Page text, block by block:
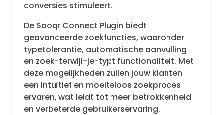
conversies stimuleert.
De Sooqr Connect Plugin biedt
geavanceerde zoekfuncties, waaronder
typetolerantie, automatische aanvulling
en zoek-terwijl-je-typt functionaliteit. Met
deze mogelijkheden zullen jouw klanten
een intuïtief en moeiteloos zoekproces
ervaren, wat leidt tot meer betrokkenheid
en verbeterde gebruikerservaring.